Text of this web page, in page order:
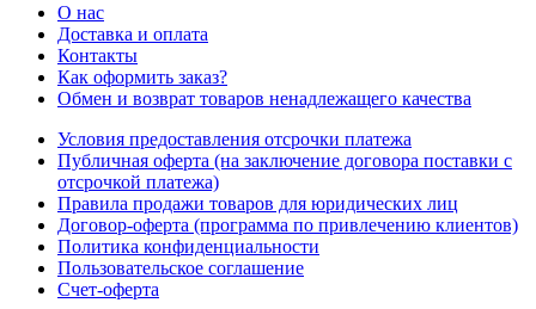
О нас
Доставка и оплата
Контакты
Как оформить заказ?
Обмен и возврат товаров ненадлежащего качества
Условия предоставления отсрочки платежа
Публичная оферта (на заключение договора поставки с
отсрочкой платежа)
Правила продажи товаров для юридических лиц
Договор-оферта (программа по привлечению клиентов)
Политика конфиденциальности
Пользовательское соглашение
Счет-оферта